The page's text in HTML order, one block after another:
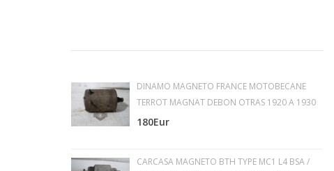
DINAMO MAGNETO FRANCE MOTOBECANE
TERROT MAGNAT DEBON OTRAS 1920 A 1930
180Eur
CARCASA MAGNETO BTH TYPE MC1 L4 BSA /